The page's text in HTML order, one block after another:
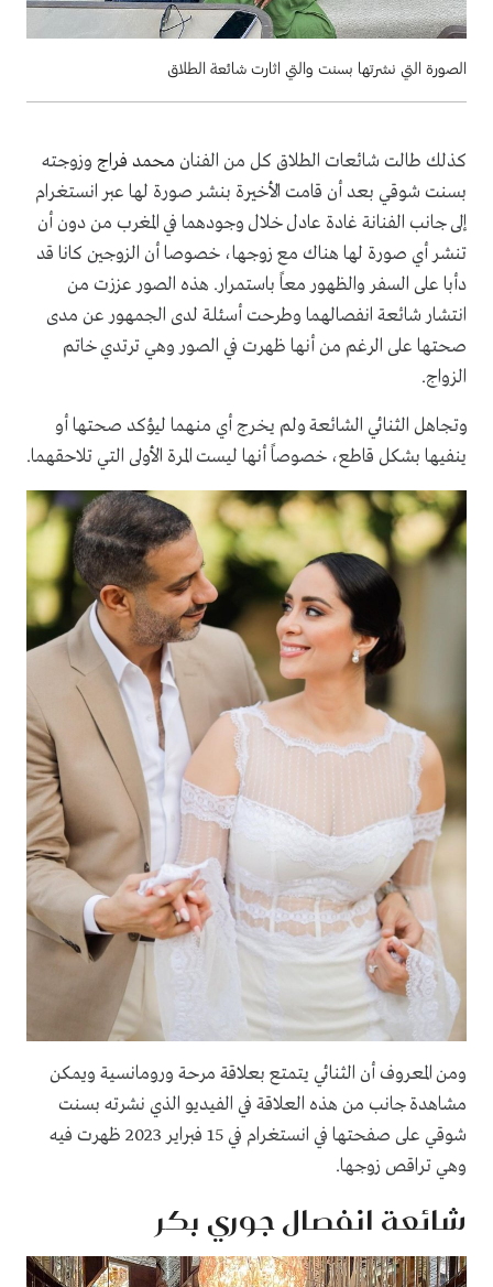
الصورة التي نشرتها بسنت والتي اثارت شائعة الطلاق
كذلك طالت شائعات الطلاق كل من الفنان محمد فراج وزوجته
بسنت شوقي بعد أن قامت الأخيرة بنشر صورة لها عبر انستغرام
إلى جانب الفنانة غادة عادل خلال وجودهما في المغرب من دون أن
تنشر أي صورة لها هناك مع زوجها، خصوصا أن الزوجين كانا قد
دأبا على السفر والظهور معاً باستمرار. هذه الصور عززت من
انتشار شائعة انفصالهما وطرحت أسئلة لدى الجمهور عن مدى
صحتها على الرغم من أنها ظهرت في الصور وهي ترتدي خاتم
الزواج.
وتجاهل الثنائي الشائعة ولم يخرج أي منهما ليؤكد صحتها أو
ينفيها بشكل قاطع، خصوصاً أنها ليست المرة الأولى التي تلاحقهما.
ومن المعروف أن الثنائي يتمتع بعلاقة مرحة ورومانسية ويمكن
مشاهدة جانب من هذه العلاقة في الفيديو الذي نشرته بسنت
شوقي على صفحتها في انستغرام في 15 فبراير 2023 ظهرت فيه
وهي تراقص زوجها.
شائعة انفصال جوري بكر